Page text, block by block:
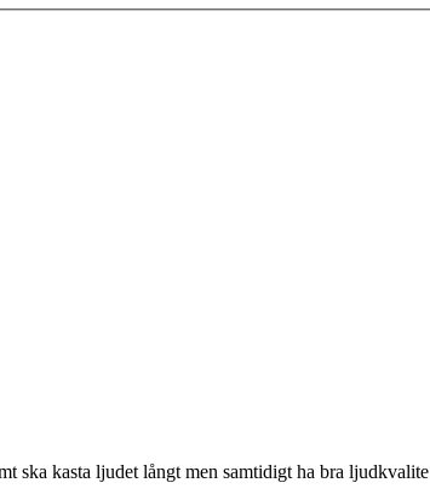
ska kasta ljudet långt men samtidigt ha bra ljudkvalite